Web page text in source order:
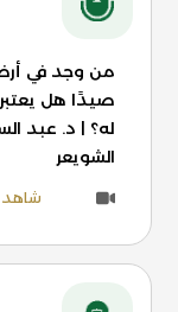
من وجد في
صيدًا هل يعتبر
له؟ | د. عبد
الشويعر
شاهد